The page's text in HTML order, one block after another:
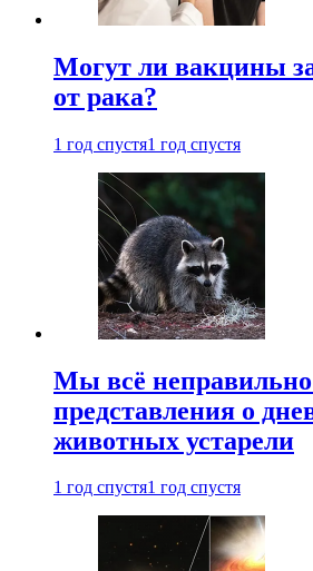
Могут ли вакцины
от рака?
1 год спустя1 год спустя
Мы всё
представления о
животных устарели
1 год спустя1 год спустя